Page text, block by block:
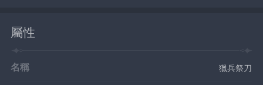
屬性
名稱 獵兵祭刀